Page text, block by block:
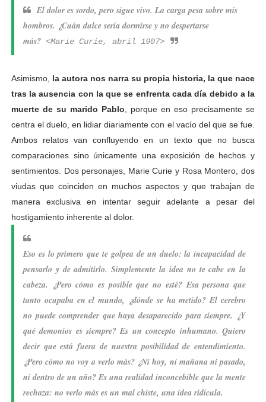
El dolor es sordo, pero sigue vivo. La carga pesa sobre mis
hombros. ¿Cuán dulce sería dormirse y no despertarse
más? <Marie Curie, abril 1907>
Asimismo, la autora nos narra su propia historia, la que nace
tras la ausencia con la que se enfrenta cada día debido a la
muerte de su marido Pablo , porque en eso precisamente se
centra el duelo, en lidiar diariamente con el vacío del que se fue.
Ambos relatos van confluyendo en un texto que no busca
comparaciones sino únicamente una exposición de hechos y
sentimientos. Dos personajes, Marie Curie y Rosa Montero, dos
viudas que coinciden en muchos aspectos y que trabajan de
manera exclusiva en intentar seguir adelante a pesar del
hostigamiento inherente al dolor.
Eso es lo primero que te golpea de un duelo: la incapacidad de
pensarlo y de admitirlo. Simplemente la idea no te cabe en la
cabeza. ¿Pero cómo es posible que no esté? Esa persona que
tanto ocupaba en el mundo, ¿dónde se ha metido? El cerebro
no puede comprender que haya desaparecido para siempre. ¿Y
qué demonios es siempre? Es un concepto inhumano. Quiero
decir que está fuera de nuestra posibilidad de entendimiento.
¿Pero cómo no voy a verlo más? ¿Ni hoy, ni mañana ni pasado,
ni dentro de un año? Es una realidad inconcebible que la mente
rechaza: no verlo más es un mal chiste, una idea ridícula.